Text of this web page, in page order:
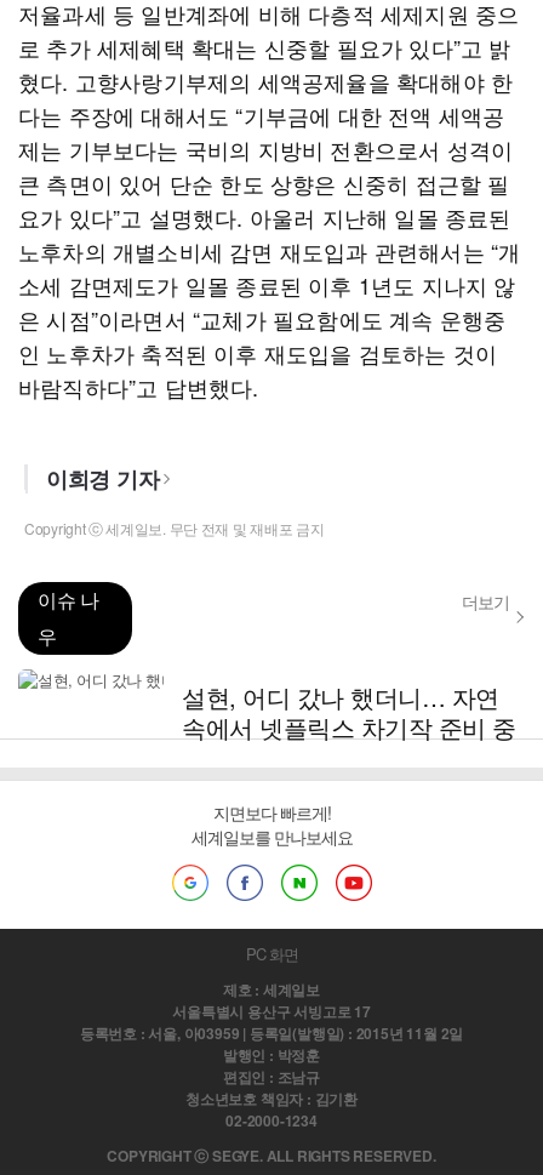
저율과세 등 일반계좌에 비해 다층적 세제지원 중으
로 추가 세제혜택 확대는 신중할 필요가 있다”고 밝
혔다. 고향사랑기부제의 세액공제율을 확대해야 한
다는 주장에 대해서도 “기부금에 대한 전액 세액공
제는 기부보다는 국비의 지방비 전환으로서 성격이
큰 측면이 있어 단순 한도 상향은 신중히 접근할 필
요가 있다”고 설명했다. 아울러 지난해 일몰 종료된
노후차의 개별소비세 감면 재도입과 관련해서는 “개
소세 감면제도가 일몰 종료된 이후 1년도 지나지 않
은 시점”이라면서 “교체가 필요함에도 계속 운행중
인 노후차가 축적된 이후 재도입을 검토하는 것이
바람직하다”고 답변했다.
이희경 기자
Copyright ⓒ 세계일보. 무단 전재 및 재배포 금지
이슈 나
우
더보기
설현, 어디 갔나 했더니… 자연
속에서 넷플릭스 차기작 준비 중
지면보다 빠르게!
세계일보를 만나보세요
PC 화면
제호 : 세계일보
서울특별시 용산구 서빙고로 17
등록번호 : 서울, 아03959 | 등록일(발행일) : 2015년 11월 2일
발행인 : 박정훈
편집인 : 조남규
청소년보호 책임자 : 김기환
02-2000-1234
COPYRIGHT ⓒ SEGYE. ALL RIGHTS RESERVED.